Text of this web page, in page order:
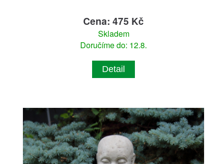
Cena: 475 Kč
Skladem
Doručíme do: 12.8.
Detail